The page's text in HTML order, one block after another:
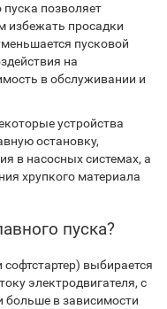
позволяет
избежать просадки
пусковой
на
в обслуживании и
устройства
остановку,
в насосных системах, а
хрупкого материала
пуска?
выбирается
электродвигателя, с
больше в зависимости